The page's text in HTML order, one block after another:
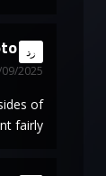
says:
2025 at 20:48
رد
of
fairly.